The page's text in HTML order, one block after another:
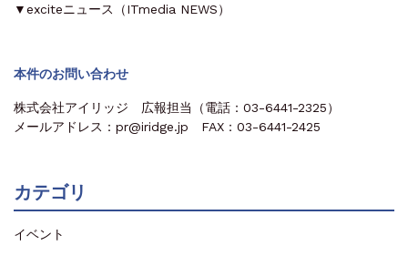
▼exciteニュース（ITmedia NEWS）
本件のお問い合わせ
株式会社アイリッジ 広報担当（電話：03-6441-2325）
メールアドレス：pr@iridge.jp FAX：03-6441-2425
カテゴリ
イベント